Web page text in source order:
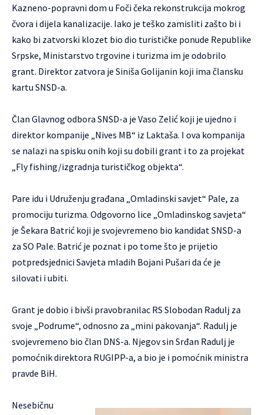
Kazneno-popravni dom u Foči čeka rekonstrukcija mokrog
čvora i dijela kanalizacije. Iako je teško zamisliti zašto bi i
kako bi zatvorski klozet bio dio turističke ponude Republike
Srpske, Ministarstvo trgovine i turizma im je odobrilo
grant. Direktor zatvora je Siniša Golijanin koji ima člansku
kartu SNSD-a.
Član Glavnog odbora SNSD-a je Vaso Zelić koji je ujedno i
direktor kompanije „Nives MB“ iz Laktaša. I ova kompanija
se nalazi na spisku onih koji su dobili grant i to za projekat
„Fly fishing/izgradnja turističkog objekta“.
Pare idu i Udruženju građana „Omladinski savjet“ Pale, za
promociju turizma. Odgovorno lice „Omladinskog savjeta“
je Šekara Batrić koji je svojevremeno bio kandidat SNSD-a
za SO Pale. Batrić je poznat i po tome što je prijetio
potpredsjednici Savjeta mladih Bojani Pušari da će je
silovati i ubiti.
Grant je dobio i bivši pravobranilac RS Slobodan Radulj za
svoje „Podrume“, odnosno za „mini pakovanja“. Radulj je
svojevremeno bio član DNS-a. Njegov sin Srđan Radulj je
pomoćnik direktora RUGIPP-a, a bio je i pomoćnik ministra
pravde BiH.
Nesebičnu